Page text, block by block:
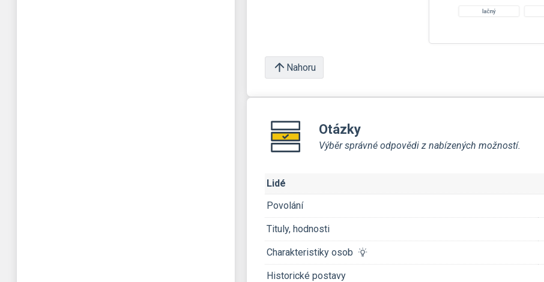
Nahoru
Otázky
Výběr správné odpovědi z nabízených možností.
Lidé
Povolání
Tituly, hodnosti
Charakteristiky osob
Historické postavy